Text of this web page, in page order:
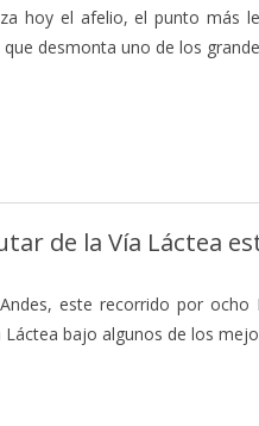
hoy el afelio, el punto más
que desmonta uno de los
de la Vía Láctea
este recorrido por ocho
Láctea bajo algunos de los